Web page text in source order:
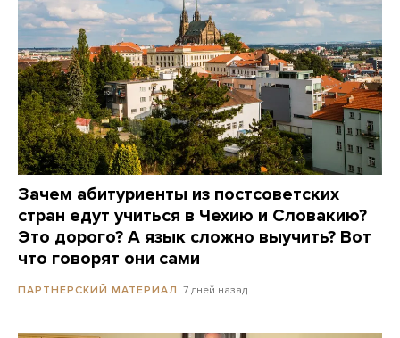
Зачем абитуриенты из постсоветских
стран едут учиться в Чехию и Словакию?
Это дорого? А язык сложно выучить? Вот
что говорят они сами
ПАРТНЕРСКИЙ МАТЕРИАЛ 7 дней назад